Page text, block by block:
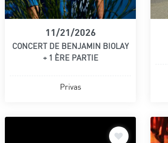
11/21/2026
CONCERT DE BENJAMIN BIOLAY
+ 1 ÈRE PARTIE
Privas